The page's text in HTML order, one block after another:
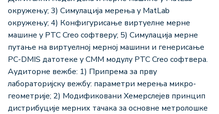
окружењу; 3) Симулација мерења у МаtLab
окружењу; 4) Конфигурисање виртуелне мерне
машине у PTC Creo софтверу; 5) Симулација мерне
путање на виртуелној мерној машини и генерисање
PC-DMIS датотеке у CMM модулу PTC Creo софтвера.
Аудиторне вежбе: 1) Припрема за прву
лабораторијску вежбу: параметри мерења микро-
геометрије; 2) Модификовани Хемерслејев принцип
дистрибуције мерних тачака за основне метролошке